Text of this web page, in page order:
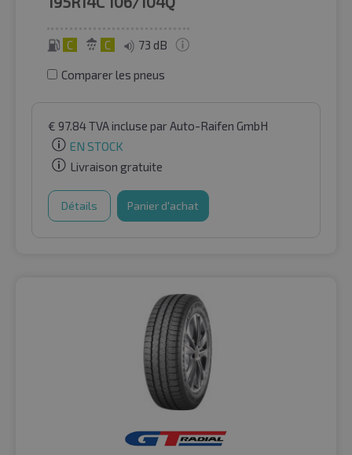
C C 73 dB
Comparer les pneus
€ 97.84TVA incluse par Auto-Raifen GmbH
EN STOCK
Livraison gratuite
Détails Panier d'achat